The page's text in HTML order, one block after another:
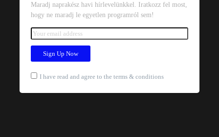
Maradj naprakész havi hírlevelünkkel. Iratkozz fel most,
hogy ne maradj le egyetlen programról sem!
I have read and agree to the terms & conditions